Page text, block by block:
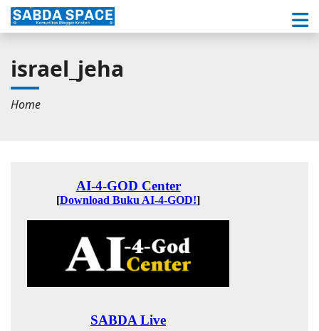
israel_jeha
Home